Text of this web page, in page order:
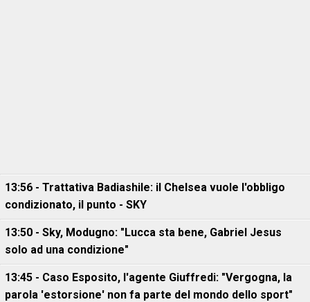
13:56 - Trattativa Badiashile: il Chelsea vuole l'obbligo
condizionato, il punto - SKY
13:50 - Sky, Modugno: "Lucca sta bene, Gabriel Jesus
solo ad una condizione"
13:45 - Caso Esposito, l'agente Giuffredi: "Vergogna, la
parola 'estorsione' non fa parte del mondo dello sport"